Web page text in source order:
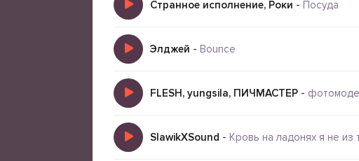
Странное исполнение, Роки - Посуда
Элджей - Bounce
FLESH, yungsila, ПИЧМАСТЕР -
SlawikXSound - Кровь на ладонях я не из